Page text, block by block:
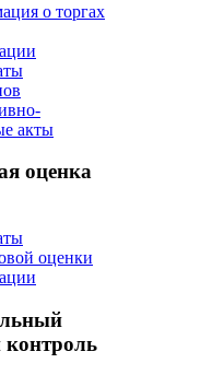
о торгах
акты
оценка
оценки
контроль